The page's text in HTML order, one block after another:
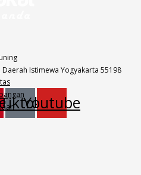
Istimewa Yogyakarta 55198
Youtube